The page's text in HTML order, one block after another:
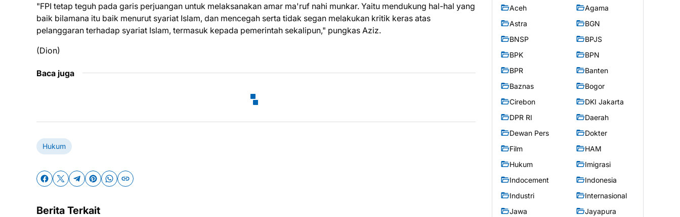
​"FPI tetap teguh pada garis perjuangan untuk melaksanakan amar ma'ruf nahi munkar. Yaitu mendukung hal-hal yang
baik bilamana itu baik menurut syariat Islam, dan mencegah serta tidak segan melakukan kritik keras atas
pelanggaran terhadap syariat Islam, termasuk kepada pemerintah sekalipun," pungkas Aziz.
(Dion)
Baca juga
Hukum
Berita Terkait
Aceh
Agama
Astra
BGN
BNSP
BPJS
BPK
BPN
BPR
Banten
Baznas
Bogor
Cirebon
DKI Jakarta
DPR RI
Daerah
Dewan Pers
Dokter
Film
HAM
Hukum
Imigrasi
Indocement
Indonesia
Industri
Internasional
Jawa
Jayapura